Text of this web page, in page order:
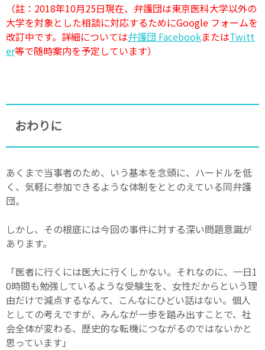
（註：2018年10月25日現在、弁護団は東京医科大学以外の
大学を対象とした相談に対応するためにGoogle フォームを
改訂中です。詳細については弁護団 FacebookまたはTwitt
er等で随時案内を予定しています）
おわりに
あくまで当事者のため、いう基本を念頭に、ハードルを低
く、気軽に参加できるような体制をととのえている同弁護
団。
しかし、その根底には今回の事件に対する深い問題意識が
あります。
「医者に行くには医大に行くしかない。それなのに、一日1
0時間も勉強しているような受験生を、女性だからという理
由だけで減点するなんて、こんなにひどい話はない。個人
としての考えですが、みんなが一歩を踏み出すことで、社
会全体が変わる、歴史的な転機につながるのではないかと
思っています」